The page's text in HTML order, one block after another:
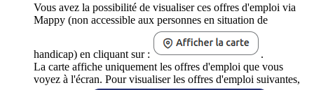
Vous avez la possibilité de visualiser ces offres d'emploi via
Mappy (non accessible aux personnes en situation de
handicap) en cliquant sur :
.
La carte affiche uniquement les offres d'emploi que vous
voyez à l'écran. Pour visualiser les offres d'emploi suivantes,